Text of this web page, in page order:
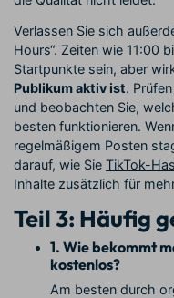
Verlassen Sie sich
Hours“. Zeiten wie 11:00
Startpunkte sein, aber
Publikum aktiv ist.
und beobachten Sie,
besten funktionieren.
regelmäßigem Posten
darauf, wie Sie TikTok-
Inhalte zusätzlich für
Teil 3: Häufig
1. Wie bekommt
kostenlos?
Am besten durch